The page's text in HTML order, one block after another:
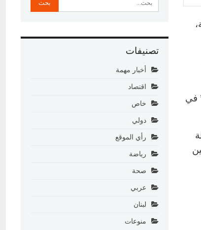
في
تصنيفات
أخبار مهمة
اقتصاد
خاص
دولي
رأي الموقع
رياضة
صحة
عربي
لبنان
منوعات